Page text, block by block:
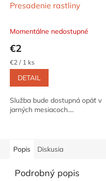
Presadenie rastliny
Momentálne nedostupné
€2
Jednotková
cena:
€2 / 1 ks
DETAIL
Služba bude dostupná opäť v
jarných mesiacoch....
Popis Diskusia
Podrobný popis